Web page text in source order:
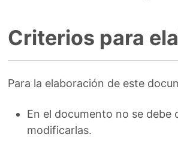
Criterios para
Para la elaboración de este
En el documento no se debe
modificarlas.